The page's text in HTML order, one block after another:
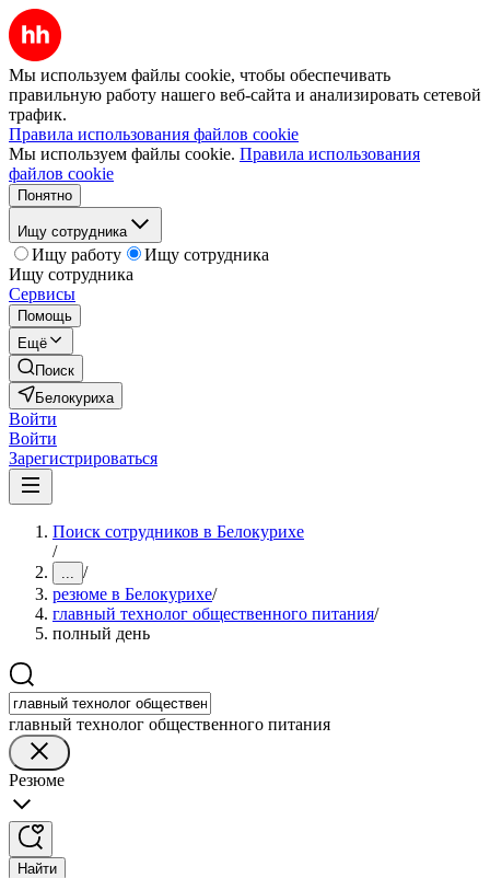
Мы используем файлы cookie, чтобы обеспечивать
правильную работу нашего веб-сайта и анализировать сетевой
трафик.
Правила использования файлов cookie
Мы используем файлы cookie. Правила использования
файлов cookie
Понятно
Ищу сотрудника
Ищу работу
Ищу сотрудника
Ищу сотрудника
Сервисы
Помощь
Ещё
Поиск
Белокуриха
Войти
Войти
Зарегистрироваться
Поиск сотрудников в Белокурихе
/
... /
резюме в Белокурихе/
главный технолог общественного питания/
полный день
главный технолог общественного питания
Резюме
Найти